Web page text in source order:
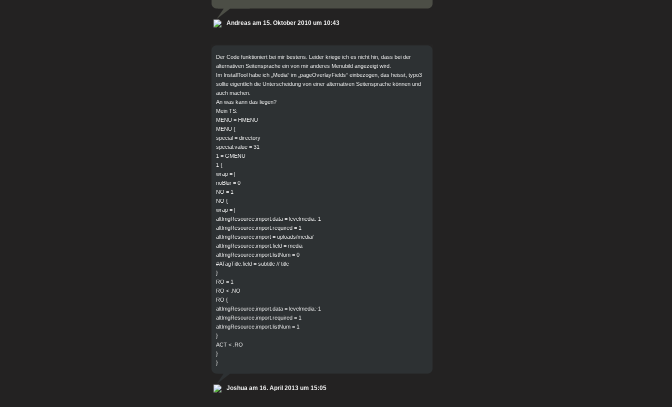
Andreas am 15. Oktober 2010 um 10:43
Der Code funktioniert bei mir bestens. Leider kriege ich es nicht hin, dass bei der
alternativen Seitensprache ein von mir anderes Menubild angezeigt wird.
Im InstallTool habe ich „Media“ im „pageOverlayFields“ einbezogen, das heisst, typo3
sollte eigentlich die Unterscheidung von einer alternativen Seitensprache können und
auch machen.
An was kann das liegen?
Mein TS:
MENU = HMENU
MENU {
special = directory
special.value = 31
1 = GMENU
1 {
wrap = |
noBlur = 0
NO = 1
NO {
wrap = |
altImgResource.import.data = levelmedia:-1
altImgResource.import.required = 1
altImgResource.import = uploads/media/
altImgResource.import.field = media
altImgResource.import.listNum = 0
#ATagTitle.field = subtitle // title
}
RO = 1
RO < .NO
RO {
altImgResource.import.data = levelmedia:-1
altImgResource.import.required = 1
altImgResource.import.listNum = 1
}
ACT < .RO
}
}
Joshua am 16. April 2013 um 15:05